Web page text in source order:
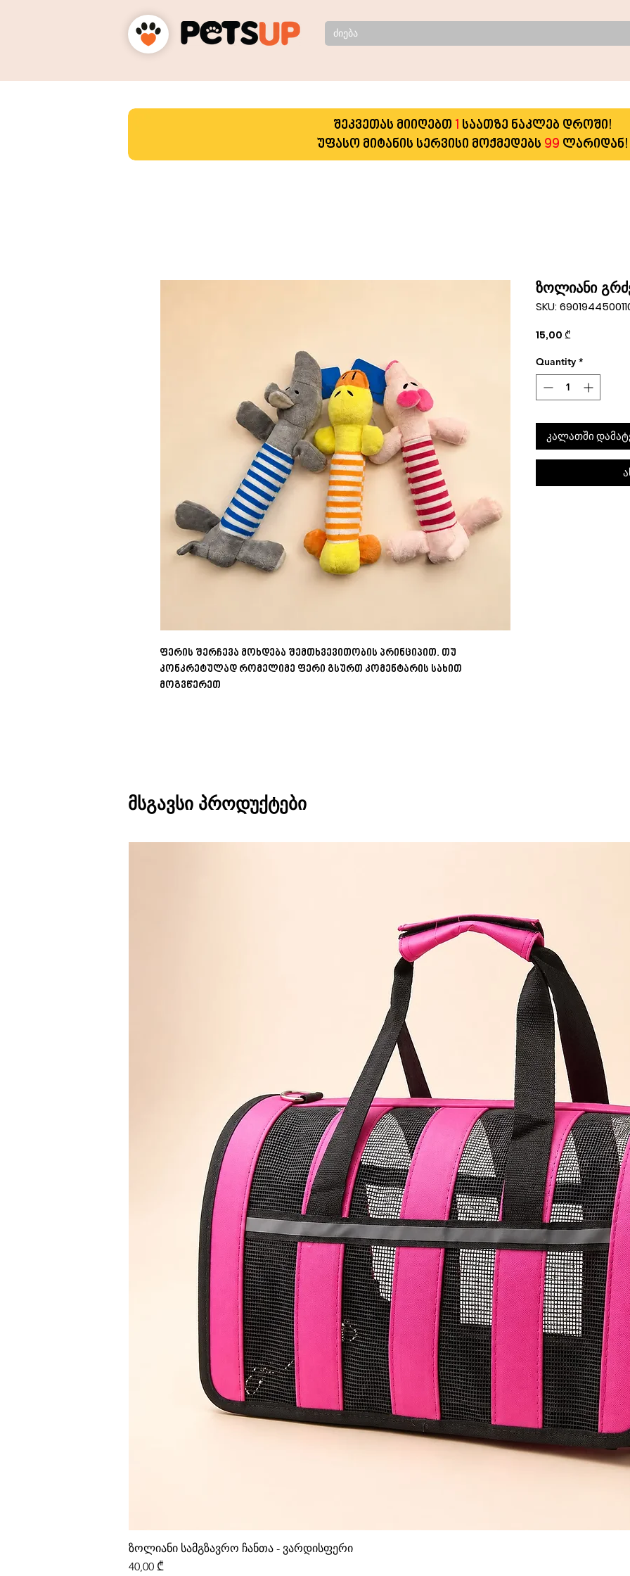
შეკვეთას მიიღებთ 1 საათზე ნაკლებ დროში!
უფასო მიტანის სერვისი მოქმედებს 99 ლარიდან!
ფერის შერჩევა მოხდება შემთხვევითობის პრინციპით. თუ
კონკრეტულად რომელიმე ფერი გსურთ კომენტარის სახით
მოგვწერეთ
ზოლიანი
SKU:
15,00 ₾
Quantity *
კალათში
მსგავსი პროდუქტები
ზოლიანი სამგზავრო ჩანთა - ვარდისფერი
Price
40,00 ₾